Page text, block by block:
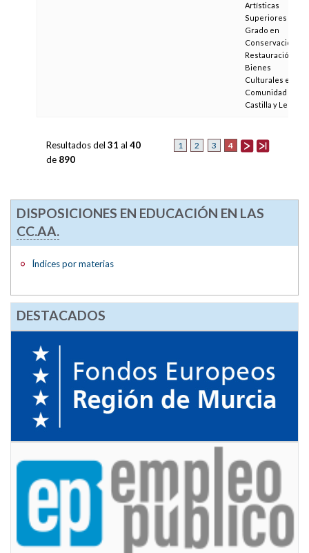
Artísticas
Superiores de
Grado en
Conservación y
Restauración de
Bienes
Culturales en la
Comunidad de
Castilla y León
1 2 3 4
Resultados del 31 al 40
de 890
DISPOSICIONES EN EDUCACIÓN EN LAS
CC.AA.
Índices por materias
DESTACADOS